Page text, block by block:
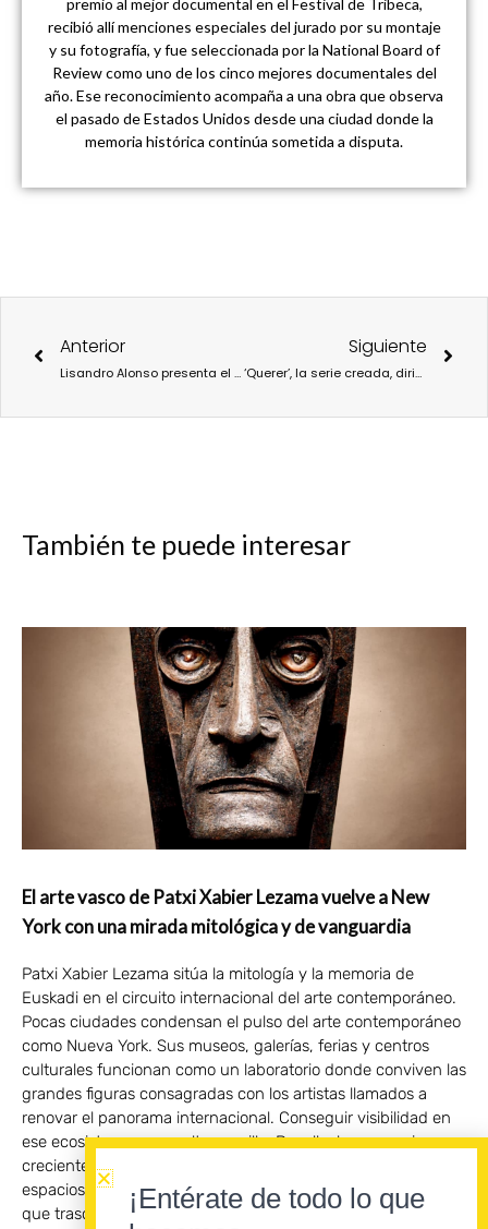
recibió allí menciones especiales del jurado por su montaje
y su fotografía, y fue seleccionada por la National Board of
Review como uno de los cinco mejores documentales del
año. Ese reconocimiento acompaña a una obra que observa
el pasado de Estados Unidos desde una ciudad donde la
memoria histórica continúa sometida a disputa.
Anterior
Lisandro Alonso presenta el film ‘Eureka’ e impartirá una clase magistral en Casa de América
Siguiente
‘Querer’, la serie creada, dirigida y escrita por Alauda Ruiz de Azúa, se estrenará en Movistar Plus+ en octubre
También te puede interesar
El arte vasco de Patxi Xabier Lezama vuelve a New
York con una mirada mitológica y de vanguardia
Patxi Xabier Lezama sitúa la mitología y la memoria de
Euskadi en el circuito internacional del arte contemporáneo.
Pocas ciudades condensan el pulso del arte contemporáneo
como Nueva York. Sus museos, galerías, ferias y centros
culturales funcionan como un laboratorio donde conviven las
grandes figuras consagradas con los artistas llamados a
renovar el panorama internacional. Conseguir visibilidad en
ese ecosistema no resulta sencillo. Por ello, la presencia
creciente del escultor vasco Patxi Xabier Lezama en diversos
espacios expositivos de la ciudad adquiere un significado
que trasciende la trayectoria individual del artista y abre una
¡Entérate de todo lo que